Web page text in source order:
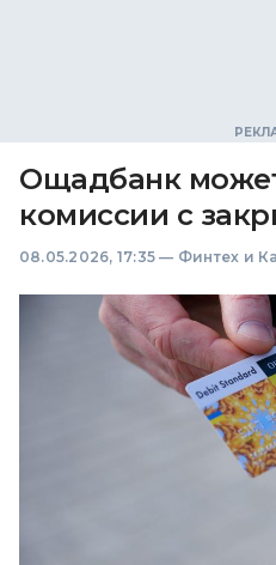
Ощадбанк
комиссии с
08.05.2026, 17:35 — Финтех и